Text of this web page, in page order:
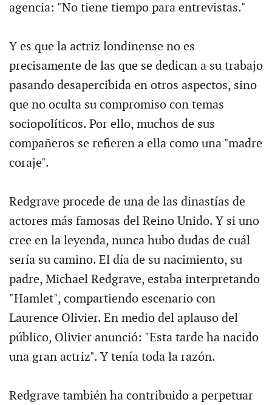
agencia: "No tiene tiempo para entrevistas."
Y es que la actriz londinense no es
precisamente de las que se dedican a su trabajo
pasando desapercibida en otros aspectos, sino
que no oculta su compromiso con temas
sociopolíticos. Por ello, muchos de sus
compañeros se refieren a ella como una "madre
coraje".
Redgrave procede de una de las dinastías de
actores más famosas del Reino Unido. Y si uno
cree en la leyenda, nunca hubo dudas de cuál
sería su camino. El día de su nacimiento, su
padre, Michael Redgrave, estaba interpretando
"Hamlet", compartiendo escenario con
Laurence Olivier. En medio del aplauso del
público, Olivier anunció: "Esta tarde ha nacido
una gran actriz". Y tenía toda la razón.
Redgrave también ha contribuido a perpetuar